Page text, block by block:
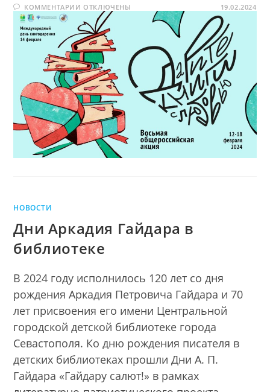
общероссийская
книги
любовью
2024»
КОММЕНТАРИИ К
ЗАПИСИ
ЗАВЕРШИЛАСЬ
ВОСЬМАЯ
ОБЩЕРОССИЙСКАЯ
АКЦИЯ
«ДАРИТЕ
КНИГИ
С
ЛЮБОВЬЮ
–
2024»
ОТКЛЮЧЕНЫ 19.02.2024
НОВОСТИ
Дни Аркадия Гайдара в
библиотеке
В 2024 году исполнилось 120 лет со дня
рождения Аркадия Петровича Гайдара и 70
лет присвоения его имени Центральной
городской детской библиотеке города
Севастополя. Ко дню рождения писателя в
детских библиотеках прошли Дни А. П.
Гайдара «Гайдару салют!» в рамках